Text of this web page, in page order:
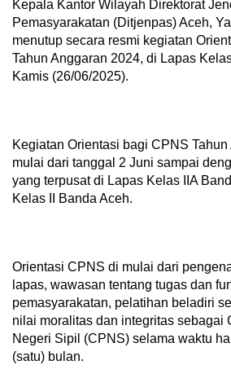
Kepala Kantor Wilayah Direktorat
Pemasyarakatan (Ditjenpas) Aceh,
menutup secara resmi kegiatan
Tahun Anggaran 2024, di Lapas
Kamis (26/06/2025).
Kegiatan Orientasi bagi CPNS
mulai dari tanggal 2 Juni sampai
yang terpusat di Lapas Kelas IIA
Kelas II Banda Aceh.
Orientasi CPNS di mulai dari
lapas, wawasan tentang tugas dan
pemasyarakatan, pelatihan beladiri
nilai moralitas dan integritas sebagai
Negeri Sipil (CPNS) selama waktu
(satu) bulan.